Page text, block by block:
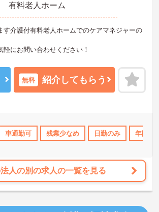
研修制度あり 産休･育休･介護休暇取得実
有料老人ホーム
す介護付有料老人ホームでのケアマネジャーの
軽にお問い合わせください！
無料 紹介してもらう
車通勤可 残業少なめ 日勤のみ 年間休
人の別の求人の一覧を見る